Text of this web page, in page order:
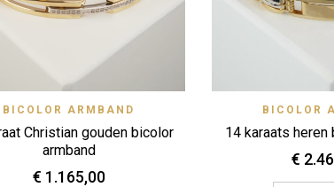
Zet op verlanglijstje Quick View
BICOLOR ARMBAND
Christian gouden bicolor
armband
€ 1.165,00
Zet op verlanglijstje
BICOLOR
14 karaats heren
€